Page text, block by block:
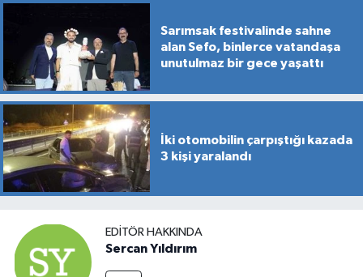
Sarımsak festivalinde sahne
alan Sefo, binlerce vatandaşa
unutulmaz bir gece yaşattı
İki otomobilin çarpıştığı kazada
3 kişi yaralandı
EDITÖR HAKKINDA
Sercan Yıldırım